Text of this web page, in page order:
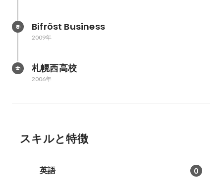
Bifröst Business
2009年
札幌西高校
2006年
スキルと特徴
英語 0